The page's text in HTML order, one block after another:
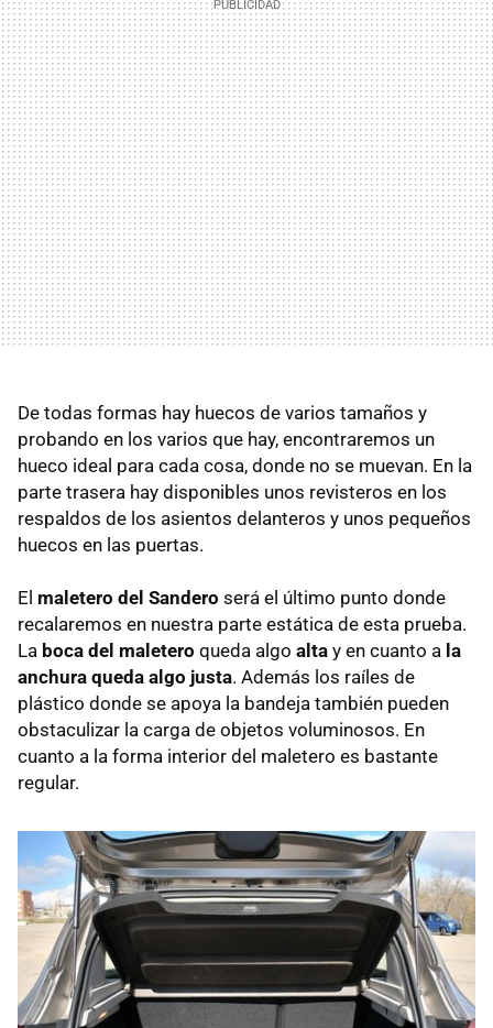
De todas formas hay huecos de varios tamaños y
probando en los varios que hay, encontraremos un
hueco ideal para cada cosa, donde no se muevan. En la
parte trasera hay disponibles unos revisteros en los
respaldos de los asientos delanteros y unos pequeños
huecos en las puertas.
El maletero del Sandero será el último punto donde
recalaremos en nuestra parte estática de esta prueba.
La boca del maletero queda algo alta y en cuanto a la
anchura queda algo justa. Además los raíles de
plástico donde se apoya la bandeja también pueden
obstaculizar la carga de objetos voluminosos. En
cuanto a la forma interior del maletero es bastante
regular.